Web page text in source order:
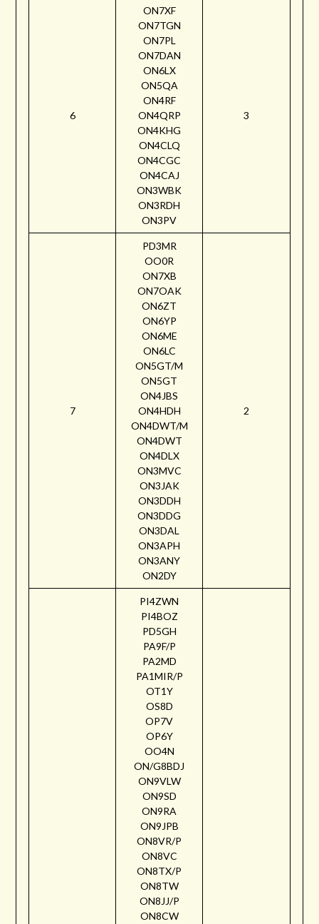
6
ON7XF
ON7TGN
ON7PL
ON7DAN
ON6LX
ON5QA
ON4RF
ON4QRP
ON4KHG
ON4CLQ
ON4CGC
ON4CAJ
ON3WBK
ON3RDH
ON3PV
3
7
PD3MR
OO0R
ON7XB
ON7OAK
ON6ZT
ON6YP
ON6ME
ON6LC
ON5GT/M
ON5GT
ON4JBS
ON4HDH
ON4DWT/M
ON4DWT
ON4DLX
ON3MVC
ON3JAK
ON3DDH
ON3DDG
ON3DAL
ON3APH
ON3ANY
ON2DY
2
PI4ZWN
PI4BOZ
PD5GH
PA9F/P
PA2MD
PA1MIR/P
OT1Y
OS8D
OP7V
OP6Y
OO4N
ON/G8BDJ
ON9VLW
ON9SD
ON9RA
ON9JPB
ON8VR/P
ON8VC
ON8TX/P
ON8TW
ON8JJ/P
ON8CW